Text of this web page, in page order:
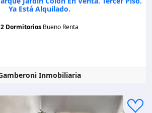
Ya Está Alquilado.
2 Dormitorios Bueno Renta
Inmobiliaria